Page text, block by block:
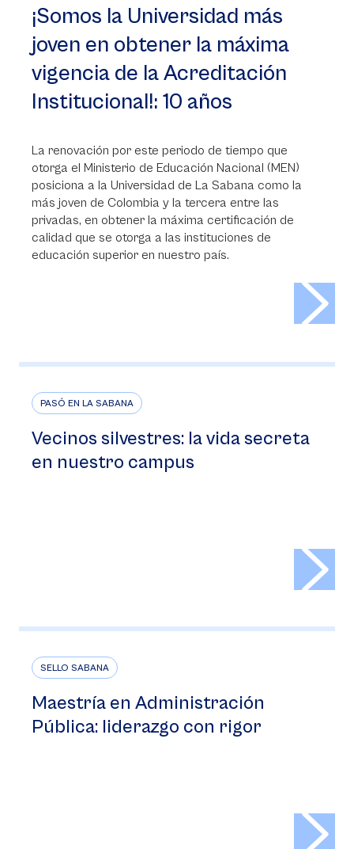
¡Somos la Universidad más
joven en obtener la máxima
vigencia de la Acreditación
Institucional!: 10 años
La renovación por este periodo de tiempo que
otorga el Ministerio de Educación Nacional (MEN)
posiciona a la Universidad de La Sabana como la
más joven de Colombia y la tercera entre las
privadas, en obtener la máxima certificación de
calidad que se otorga a las instituciones de
educación superior en nuestro país.
PASÓ EN LA SABANA
Vecinos silvestres: la vida secreta
en nuestro campus
SELLO SABANA
Maestría en Administración
Pública: liderazgo con rigor